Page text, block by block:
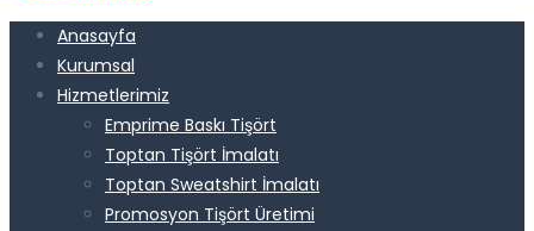
Anasayfa
Kurumsal
Hizmetlerimiz
Emprime Baskı Tişört
Toptan Tişört İmalatı
Toptan Sweatshirt İmalatı
Promosyon Tişört Üretimi